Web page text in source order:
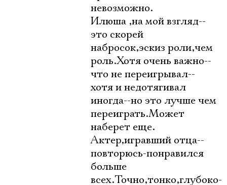
невозможно.
Илюша ,на мой взгляд--
это скорей
набросок,эскиз роли,чем
роль.Хотя очень важно--
что не переигрывал--
хотя и недотягивал
иногда--но это лучше чем
переиграть.Может
наберет еще.
Актер,игравший отца--
повторюсь-понравился
больше
всех.Точно,тонко,глубоко-